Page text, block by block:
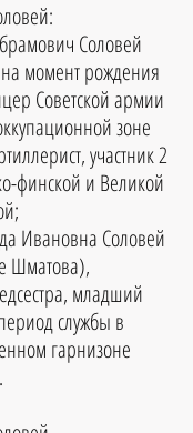
Соловей
момент рождения
Советской армии
зоне
участник 2
финской и Великой
Ивановна Соловей
Шматова),
младший
службы в
гарнизоне